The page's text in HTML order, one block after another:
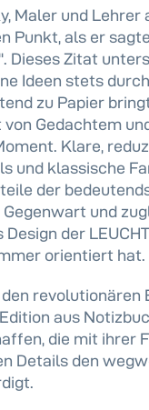
Maler und Lehrer
Punkt, als er
Dieses Zitat
Ideen stets
zu Papier
Gedachtem und
Klare,
und klassische
der
und
der
orientiert hat.
revolutionären
aus
die mit ihrer
Details den